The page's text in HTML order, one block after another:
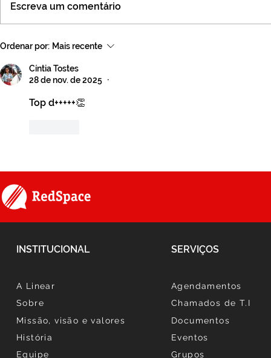
Jornada da Inteligência
Escreva um comentário
Ordenar por: Mais recente
Cíntia Tostes
28 de nov. de 2025
•
Top d+++++👏
INSTITUCIONAL SERVIÇOS
A Linear
Sobre
Missão, visão e valores
História
Equipe
Agendamentos
Chamados de T.I
Documentos
Eventos
Grupos